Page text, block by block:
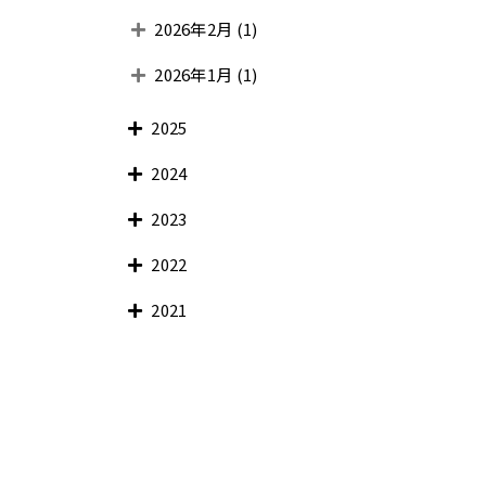
2026年2月 (1)
2026年1月 (1)
2025
2024
2023
2022
2021